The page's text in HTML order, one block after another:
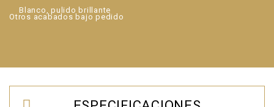
Blanco, pulido brillante
Otros acabados bajo pedido